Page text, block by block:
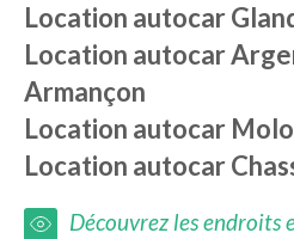
Location autocar
Location autocar
Armançon
Location autocar
Location autocar
Découvrez les endroits